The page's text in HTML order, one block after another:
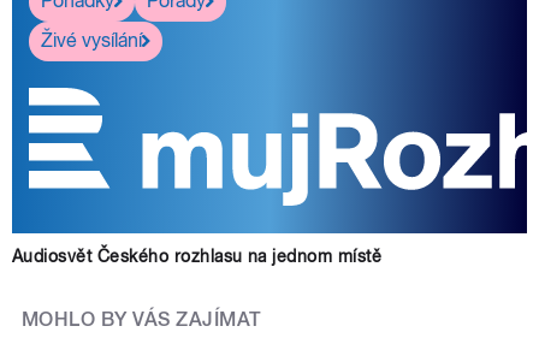
Živé vysílání
Audiosvět Českého rozhlasu na jednom místě
MOHLO BY VÁS ZAJÍMAT